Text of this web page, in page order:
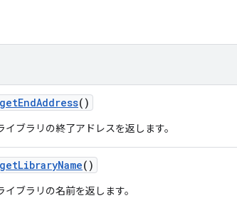
getEndAddress()
イブラリの終了アドレスを返します。
getLibraryName()
イブラリの名前を返します。